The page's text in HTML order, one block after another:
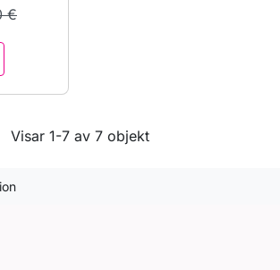
€
Visar 1-7 av 7 objekt